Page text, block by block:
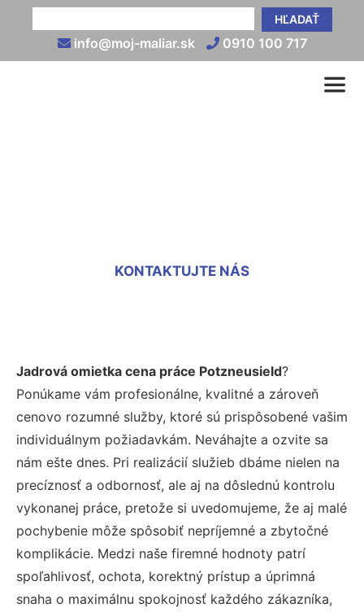
HĽADAŤ
info@moj-maliar.sk 0910 100 717
KONTAKTUJTE NÁS
Jadrová omietka cena práce Potzneusield?
Ponúkame vám profesionálne, kvalitné a zároveň
cenovo rozumné služby, ktoré sú prispôsobené vašim
individuálnym požiadavkám. Neváhajte a ozvite sa
nám ešte dnes. Pri realizácií služieb dbáme nielen na
precíznosť a odbornosť, ale aj na dôslednú kontrolu
vykonanej práce, pretože si uvedomujeme, že aj malé
pochybenie môže spôsobiť nepríjemné a zbytočné
komplikácie. Medzi naše firemné hodnoty patrí
spoľahlivosť, ochota, korektný prístup a úprimná
snaha o maximálnu spokojnosť každého zákazníka,